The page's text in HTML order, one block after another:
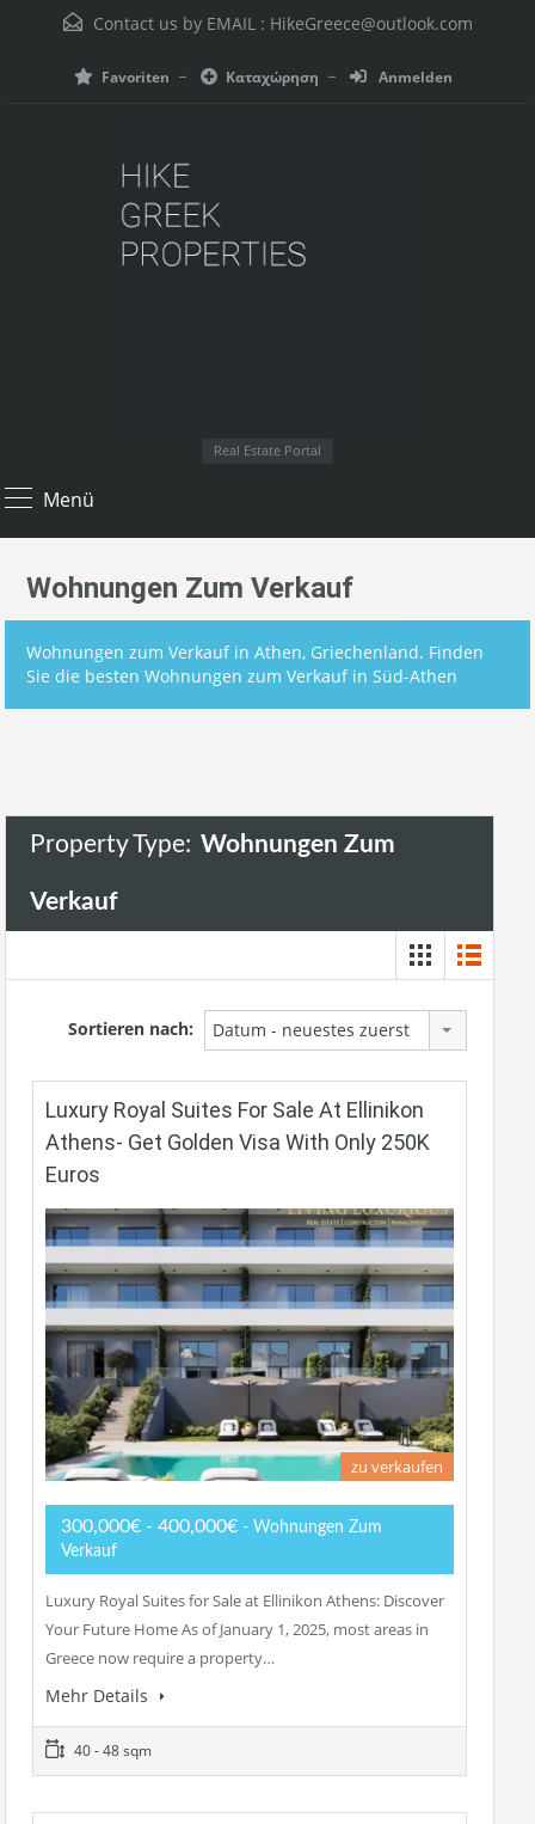
Contact us by EMAIL : HikeGreece@outlook.com
Favoriten Καταχώρηση Anmelden
Real Estate Portal
Menü
Wohnungen Zum Verkauf
Wohnungen zum Verkauf in Athen, Griechenland. Finden
Sie die besten Wohnungen zum Verkauf in Süd-Athen
Property Type: Wohnungen Zum
Verkauf
Sortieren nach: Datum - neuestes zuerst
Luxury Royal Suites For Sale At Ellinikon
Athens- Get Golden Visa With Only 250K
Euros
zu verkaufen
300,000€ - 400,000€ - Wohnungen Zum
Verkauf
Luxury Royal Suites for Sale at Ellinikon Athens: Discover
Your Future Home As of January 1, 2025, most areas in
Greece now require a property…
Mehr Details
40 - 48 sqm